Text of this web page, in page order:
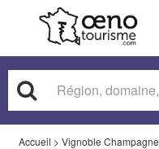
Accueil > Vignoble Champagne